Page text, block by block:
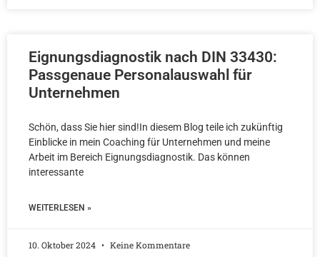
Eignungsdiagnostik nach DIN 33430:
Passgenaue Personalauswahl für
Unternehmen
Schön, dass Sie hier sind!In diesem Blog teile ich zukünftig
Einblicke in mein Coaching für Unternehmen und meine
Arbeit im Bereich Eignungsdiagnostik. Das können
interessante
WEITERLESEN »
10. Oktober 2024 Keine Kommentare